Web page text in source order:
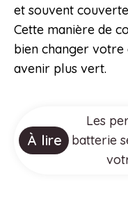
et souvent
Cette manière de
bien changer
avenir plus vert.
À lire
Les
batterie